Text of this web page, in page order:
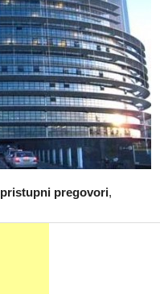
pristupni pregovori,